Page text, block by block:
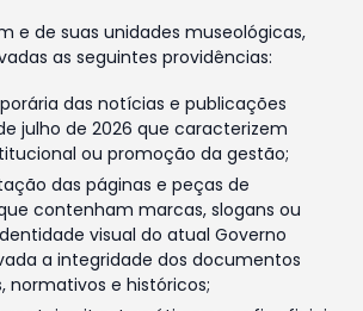
e de suas unidades museológicas,
as seguintes providências:
das notícias e publicações
julho de 2026 que caracterizem
ou promoção da gestão;
das páginas e peças de
contenham marcas, slogans ou
visual do atual Governo
a integridade dos documentos
normativos e históricos;